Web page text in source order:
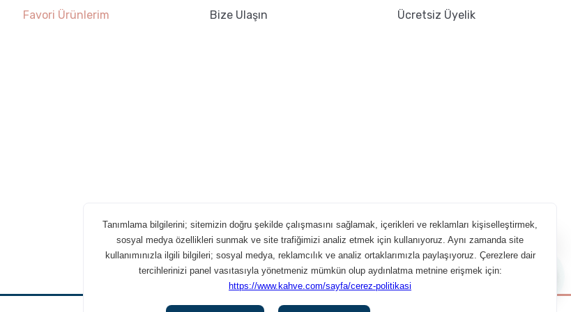
COOK Premium Filtre Kahve Kağıdı - Ebat 4
Favori Ürünlerim Bize Ulaşın Ücretsiz Üyelik
Aradığın kahveyi beraber bulalım!